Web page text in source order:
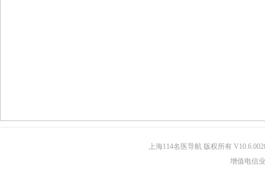
上海114名医导航 版权所有
增值电信